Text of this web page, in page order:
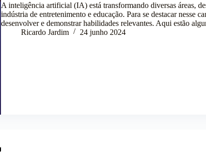
A inteligência artificial (IA) está transformando diversas áreas,
indústria de entretenimento e educação. Para se destacar nesse
desenvolver e demonstrar habilidades relevantes. Aqui estão
Ricardo Jardim
24 junho 2024